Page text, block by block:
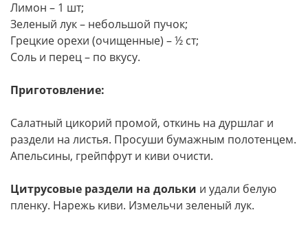
Лимон – 1 шт;
Зеленый лук – небольшой пучок;
Грецкие орехи (очищенные) – ½ ст;
Соль и перец – по вкусу.
Приготовление:
Салатный цикорий промой, откинь на дуршлаг и
раздели на листья. Просуши бумажным полотенцем.
Апельсины, грейпфрут и киви очисти.
Цитрусовые раздели на дольки и удали белую
пленку. Нарежь киви. Измельчи зеленый лук.